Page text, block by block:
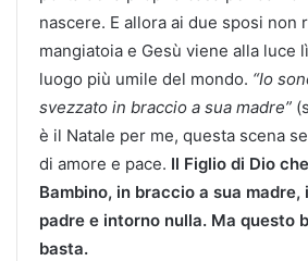
nascere. E allora ai due sposi non
mangiatoia e Gesù viene alla luce
luogo più umile del mondo. “Io
svezzato in braccio a sua madre”
è il Natale per me, questa scena
di amore e pace. Il Figlio di Dio
Bambino, in braccio a sua
padre e intorno nulla. Ma questo
basta.